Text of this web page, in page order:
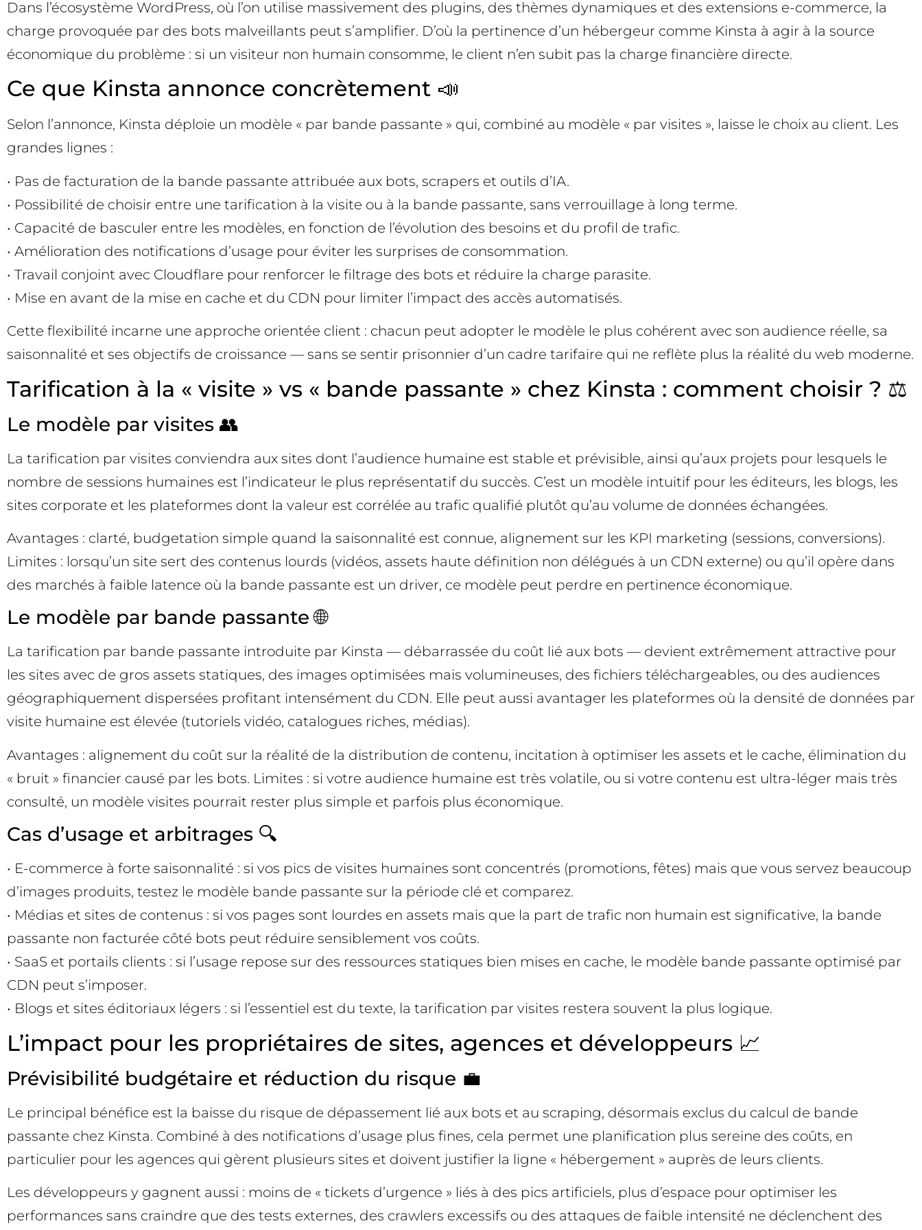
Dans l’écosystème WordPress, où l’on utilise massivement des plugins, des thèmes dynamiques et des extensions e-commerce, la
charge provoquée par des bots malveillants peut s’amplifier. D’où la pertinence d’un hébergeur comme Kinsta à agir à la source
économique du problème : si un visiteur non humain consomme, le client n’en subit pas la charge financière directe.
Ce que Kinsta annonce concrètement 📣
Selon l’annonce, Kinsta déploie un modèle « par bande passante » qui, combiné au modèle « par visites », laisse le choix au client. Les
grandes lignes :
• Pas de facturation de la bande passante attribuée aux bots, scrapers et outils d’IA.
• Possibilité de choisir entre une tarification à la visite ou à la bande passante, sans verrouillage à long terme.
• Capacité de basculer entre les modèles, en fonction de l’évolution des besoins et du profil de trafic.
• Amélioration des notifications d’usage pour éviter les surprises de consommation.
• Travail conjoint avec Cloudflare pour renforcer le filtrage des bots et réduire la charge parasite.
• Mise en avant de la mise en cache et du CDN pour limiter l’impact des accès automatisés.
Cette flexibilité incarne une approche orientée client : chacun peut adopter le modèle le plus cohérent avec son audience réelle, sa
saisonnalité et ses objectifs de croissance — sans se sentir prisonnier d’un cadre tarifaire qui ne reflète plus la réalité du web moderne.
Tarification à la « visite » vs « bande passante » chez Kinsta : comment choisir ? ⚖️
Le modèle par visites 👥
La tarification par visites conviendra aux sites dont l’audience humaine est stable et prévisible, ainsi qu’aux projets pour lesquels le
nombre de sessions humaines est l’indicateur le plus représentatif du succès. C’est un modèle intuitif pour les éditeurs, les blogs, les
sites corporate et les plateformes dont la valeur est corrélée au trafic qualifié plutôt qu’au volume de données échangées.
Avantages : clarté, budgetation simple quand la saisonnalité est connue, alignement sur les KPI marketing (sessions, conversions).
Limites : lorsqu’un site sert des contenus lourds (vidéos, assets haute définition non délégués à un CDN externe) ou qu’il opère dans
des marchés à faible latence où la bande passante est un driver, ce modèle peut perdre en pertinence économique.
Le modèle par bande passante 🌐
La tarification par bande passante introduite par Kinsta — débarrassée du coût lié aux bots — devient extrêmement attractive pour
les sites avec de gros assets statiques, des images optimisées mais volumineuses, des fichiers téléchargeables, ou des audiences
géographiquement dispersées profitant intensément du CDN. Elle peut aussi avantager les plateformes où la densité de données par
visite humaine est élevée (tutoriels vidéo, catalogues riches, médias).
Avantages : alignement du coût sur la réalité de la distribution de contenu, incitation à optimiser les assets et le cache, élimination du
« bruit » financier causé par les bots. Limites : si votre audience humaine est très volatile, ou si votre contenu est ultra-léger mais très
consulté, un modèle visites pourrait rester plus simple et parfois plus économique.
Cas d’usage et arbitrages 🔍
• E-commerce à forte saisonnalité : si vos pics de visites humaines sont concentrés (promotions, fêtes) mais que vous servez beaucoup
d’images produits, testez le modèle bande passante sur la période clé et comparez.
• Médias et sites de contenus : si vos pages sont lourdes en assets mais que la part de trafic non humain est significative, la bande
passante non facturée côté bots peut réduire sensiblement vos coûts.
• SaaS et portails clients : si l’usage repose sur des ressources statiques bien mises en cache, le modèle bande passante optimisé par
CDN peut s’imposer.
• Blogs et sites éditoriaux légers : si l’essentiel est du texte, la tarification par visites restera souvent la plus logique.
L’impact pour les propriétaires de sites, agences et développeurs 📈
Prévisibilité budgétaire et réduction du risque 💼
Le principal bénéfice est la baisse du risque de dépassement lié aux bots et au scraping, désormais exclus du calcul de bande
passante chez Kinsta. Combiné à des notifications d’usage plus fines, cela permet une planification plus sereine des coûts, en
particulier pour les agences qui gèrent plusieurs sites et doivent justifier la ligne « hébergement » auprès de leurs clients.
Les développeurs y gagnent aussi : moins de « tickets d’urgence » liés à des pics artificiels, plus d’espace pour optimiser les
performances sans craindre que des tests externes, des crawlers excessifs ou des attaques de faible intensité ne déclenchent des